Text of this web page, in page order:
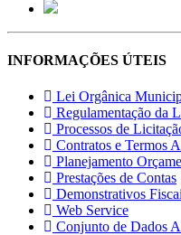
INFORMAÇÕES ÚTEIS
Lei Orgânica
Regulamentação da
Processos de
Contratos e Termos
Planejamento
Prestações de Contas
Demonstrativos
Web Service
Conjunto de Dados